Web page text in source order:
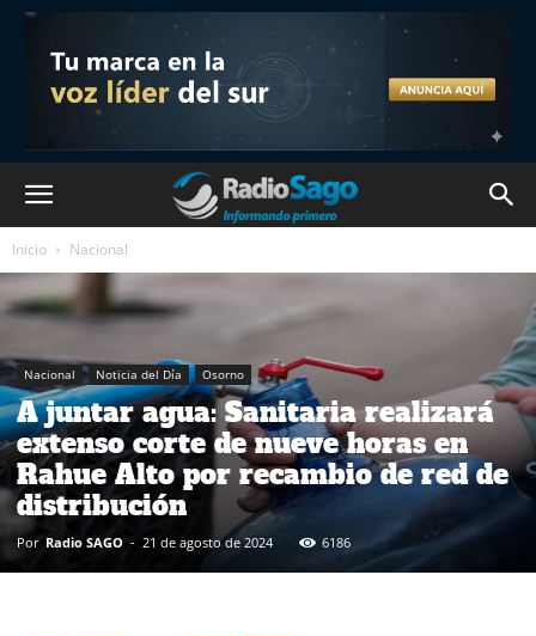
Inicio Nacional
Nacional Noticia del Día Osorno
A juntar agua: Sanitaria realizará
extenso corte de nueve horas en
Rahue Alto por recambio de red de
distribución
Por Radio SAGO - 21 de agosto de 2024 6186